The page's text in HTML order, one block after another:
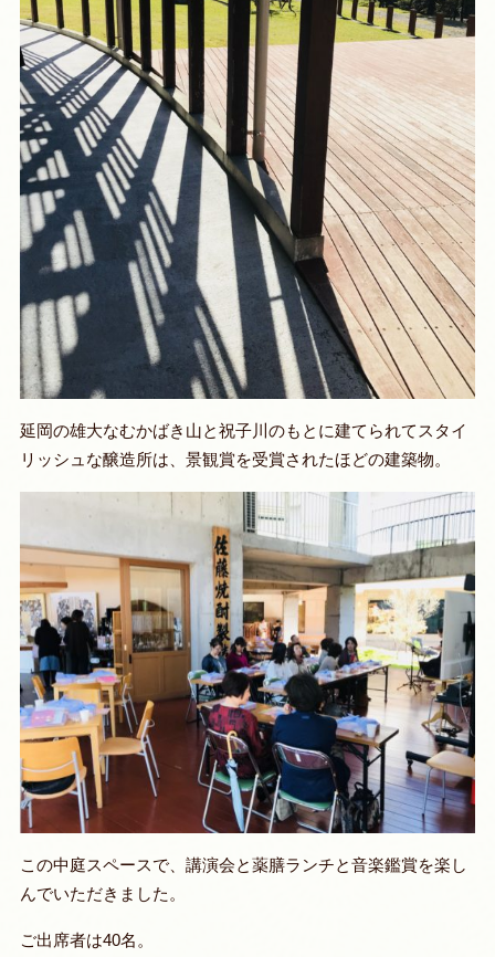
延岡の雄大なむかばき山と祝子川のもとに建てられてスタイ
リッシュな醸造所は、景観賞を受賞されたほどの建築物。
この中庭スペースで、講演会と薬膳ランチと音楽鑑賞を楽し
んでいただきました。
ご出席者は40名。